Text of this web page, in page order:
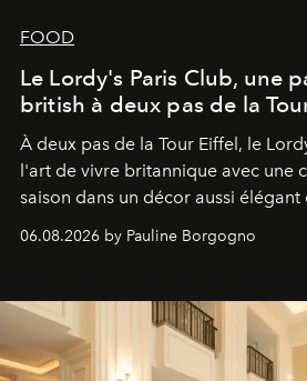
FOOD
Le Lordy's Paris Club, une
british à deux pas de la
À deux pas de la Tour Eiffel, le
l'art de vivre britannique avec une
saison dans un décor aussi
06.08.2026 by Pauline Borgogno